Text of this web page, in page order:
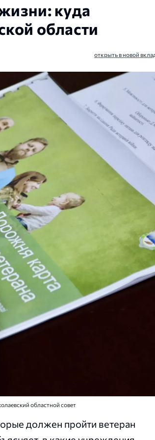
куда
области
открыть в новой
областной совет
должен пройти ветеран